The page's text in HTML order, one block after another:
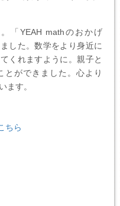
「YEAH mathのおかげ
した。数学をより身近に
くれますように。親子と
とができました。心より
ます。
ちら